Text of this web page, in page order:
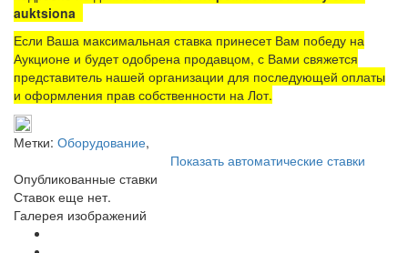
auktsiona
Если Ваша максимальная ставка принесет Вам победу на
Аукционе и будет одобрена продавцом, с Вами свяжется
представитель нашей организации для последующей оплаты
и оформления прав собственности на Лот.
Метки: Оборудование,
Показать автоматические ставки
Опубликованные ставки
Ставок еще нет.
Галерея изображений